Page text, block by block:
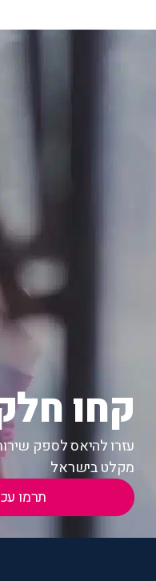
קחו
עזרו להיאס לספק
מקלט בישראל
תרמו